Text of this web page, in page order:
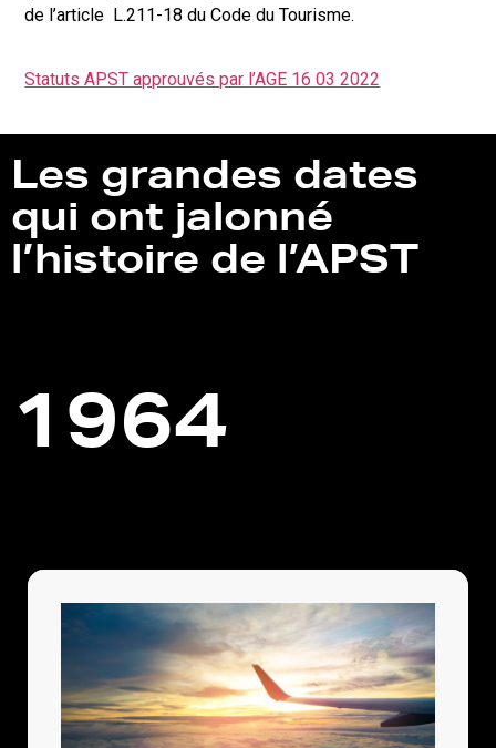
de l’article L.211-18 du Code du Tourisme.
Statuts APST approuvés par l’AGE 16 03 2022
Les grandes dates
qui ont jalonné
l’histoire de l’APST
1964